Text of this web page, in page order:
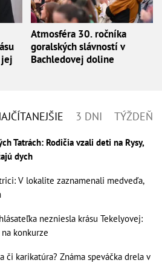
jej
Atmosféra 30. ročníka
goralských slávností v
Bachledovej doline
3 DNI TÝŽDEŇ
Tatrách: Rodičia vzali deti na Rysy,
dych
V lokalite zaznamenali medveďa,
nezniesla krásu Tekelyovej:
konkurze
či karikatúra? Známa speváčka drela v